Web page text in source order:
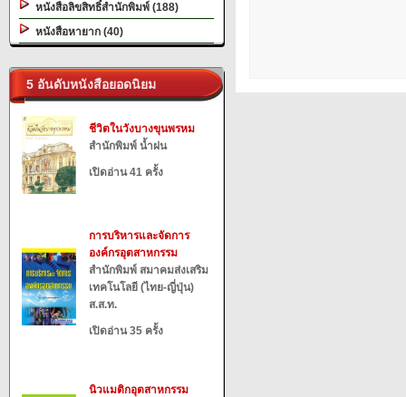
หนังสือลิขสิทธิ์สำนักพิมพ์ (188)
หนังสือหายาก (40)
5 อันดับหนังสือยอดนิยม
ชีวิตในวังบางขุนพรหม
สำนักพิมพ์ น้ำฝน
เปิดอ่าน 41 ครั้ง
การบริหารและจัดการ
องค์กรอุตสาหกรรม
สำนักพิมพ์ สมาคมส่งเสริม
เทคโนโลยี (ไทย-ญี่ปุ่น)
ส.ส.ท.
เปิดอ่าน 35 ครั้ง
นิวแมติกอุตสาหกรรม